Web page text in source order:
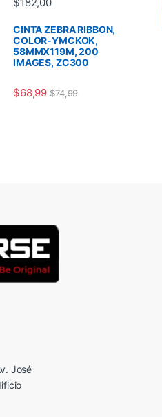
CINTA ZEBRA RIBBON,
COLOR-YMCKOK,
58MMX119M, 200
IMAGES, ZC300
$68,99 $74,99
José